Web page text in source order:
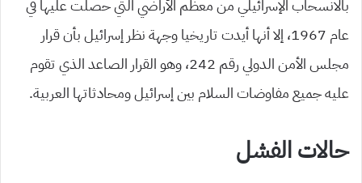
بالانسحاب الإسرائيلي من معظم الأراضي التي حصلت عليها في
عام 1967، إلا أنها أيدت تاريخيا وجهة نظر إسرائيل بأن قرار
مجلس الأمن الدولي رقم 242، وهو القرار الصاعد الذي تقوم
عليه جميع مفاوضات السلام بين إسرائيل ومحادثاتها العربية.
حالات الفشل